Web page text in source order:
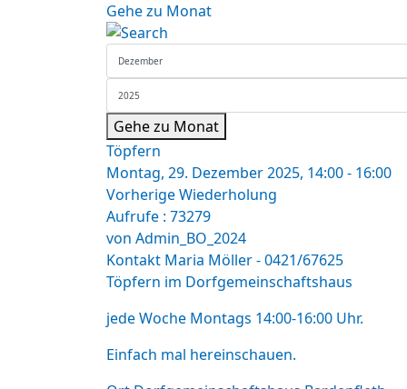
Gehe zu Monat
Gehe zu Monat
Töpfern
Montag, 29. Dezember 2025, 14:00 - 16:00
Vorherige Wiederholung
Aufrufe : 73279
von Admin_BO_2024
Kontakt Maria Möller - 0421/67625
Töpfern im Dorfgemeinschaftshaus
jede Woche Montags 14:00-16:00 Uhr.
Einfach mal hereinschauen.